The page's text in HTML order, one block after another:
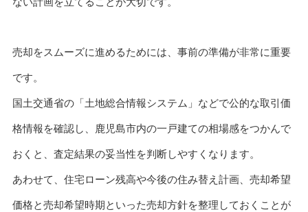
売却をスムーズに進めるためには、事前の準備が非常に重要
です。
国土交通省の「土地総合情報システム」などで公的な取引価
格情報を確認し、鹿児島市内の一戸建ての相場感をつかんで
おくと、査定結果の妥当性を判断しやすくなります。
あわせて、住宅ローン残高や今後の住み替え計画、売却希望
価格と売却希望時期といった売却方針を整理しておくことが